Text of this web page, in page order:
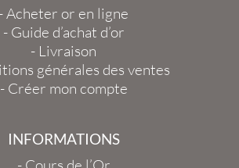
-Acheter or en ligne
- Guide d’achat d’or
- Livraison
générales des ventes
- Créer mon compte
INFORMATIONS